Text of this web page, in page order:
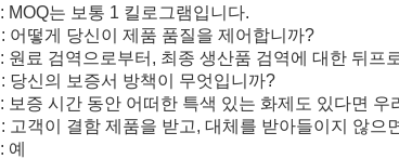
MOQ는 보통 1 킬로그램입니다.
어떻게 당신이 제품 품질을 제어합니까?
원료 검역으로부터, 최종 생산품 검역에 대한 뒤프
당신의 보증서 방책이 무엇입니까?
보증 시간 동안 어떠한 특색 있는 화제도 있다면
고객이 결함 제품을 받고, 대체를 받아들이지 않으
예